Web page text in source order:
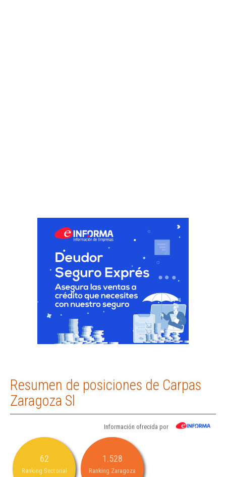
Resumen de posiciones de Carpas
Zaragoza Sl
Información ofrecida por
62
Ranking Sectorial
1.528
Ranking Zaragoza